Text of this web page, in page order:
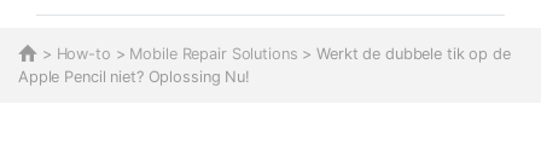
> How-to > Mobile Repair Solutions > Werkt de dubbele tik op de
Apple Pencil niet? Oplossing Nu!